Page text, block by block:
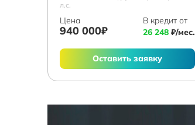
л.с.
Цена
940 000₽
В кредит от
26 248 ₽/мес.
Оставить заявку